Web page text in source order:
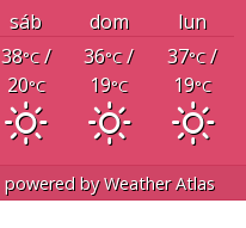
sáb dom
lun
38°C/
20°C
36°C/
19°C
37°C/
19°C
powered byWeather Atlas